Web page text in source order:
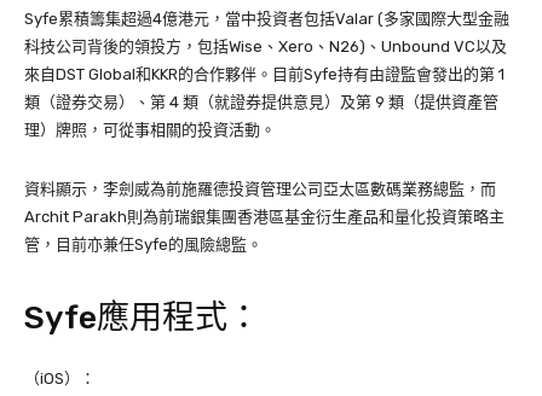
Syfe累積籌集超過4億港元，當中投資者包括Valar (多家國際大型金融
科技公司背後的領投方，包括Wise、Xero、N26)、Unbound VC以及
來自DST Global和KKR的合作夥伴。目前Syfe持有由證監會發出的第 1
類（證券交易）、第 4 類（就證券提供意見）及第 9 類（提供資產管
理）牌照，可從事相關的投資活動。
資料顯示，李劍威為前施羅德投資管理公司亞太區數碼業務總監，而
Archit Parakh則為前瑞銀集團香港區基金衍生產品和量化投資策略主
管，目前亦兼任Syfe的風險總監。
Syfe應用程式：
（iOS）：